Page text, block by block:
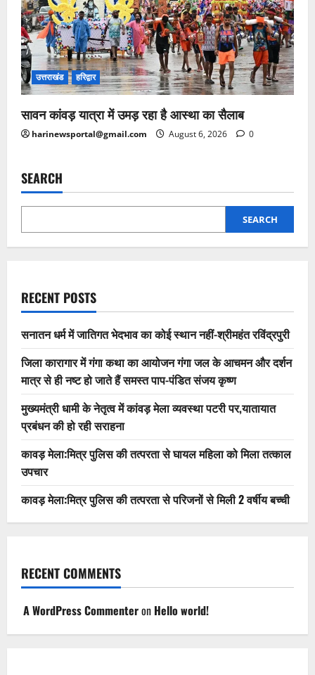
उत्तराखंड हरिद्वार
सावन कांवड़ यात्रा में उमड़ रहा है आस्था का सैलाब
harinewsportal@gmail.com August 6, 2026 0
SEARCH
SEARCH
RECENT POSTS
सनातन धर्म में जातिगत भेदभाव का कोई स्थान नहीं-श्रीमहंत रविंद्रपुरी
जिला कारागार में गंगा कथा का आयोजन गंगा जल के आचमन और दर्शन
मात्र से ही नष्ट हो जाते हैं समस्त पाप-पंडित संजय कृष्ण
मुख्यमंत्री धामी के नेतृत्व में कांवड़ मेला व्यवस्था पटरी पर,यातायात
प्रबंधन की हो रही सराहना
कावड़ मेला:मित्र पुलिस की तत्परता से घायल महिला को मिला तत्काल
उपचार
कावड़ मेला:मित्र पुलिस की तत्परता से परिजनों से मिली 2 वर्षीय बच्ची
RECENT COMMENTS
A WordPress Commenteron Hello world!